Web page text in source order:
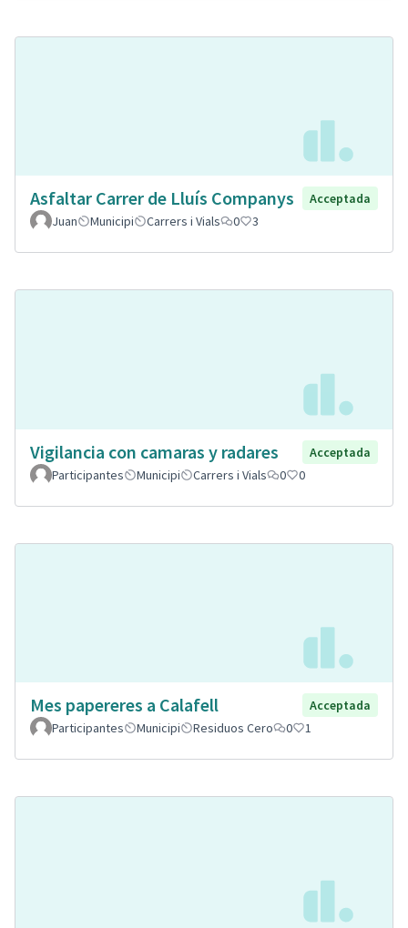
Asfaltar Carrer de Lluís Companys
Acceptada
Juan
Municipi Carrers i Vials 0 3
Vigilancia con camaras y radares
Acceptada
Participantes
Municipi Carrers i Vials 0 0
Mes papereres a Calafell
Acceptada
Participantes
Municipi Residuos Cero 0 1